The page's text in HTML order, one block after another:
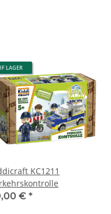
LAGER
KC1211
€ *